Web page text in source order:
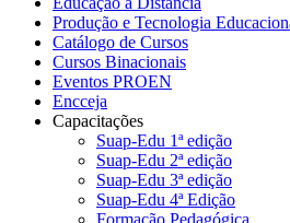
Produção e Tecnologia
Catálogo de Cursos
Cursos Binacionais
Eventos PROEN
Encceja
Capacitações
Suap-Edu 1ª edição
Suap-Edu 2ª edição
Suap-Edu 3ª edição
Suap-Edu 4ª Edição